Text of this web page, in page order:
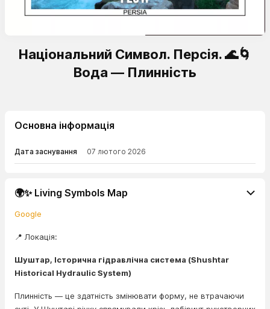
Національний Символ. Персія. 🌊🌀
Вода — Плинність
Основна інформація
Дата заснування 07 лютого 2026
🌍✨ Living Symbols Map
Google
📍 Локація:
Шуштар, Історична гідравлічна система (Shushtar
Historical Hydraulic System)
Плинність — це здатність змінювати форму, не втрачаючи